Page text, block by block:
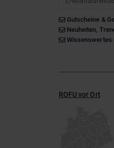
Gutscheine &
Neuheiten,
Wissenswertes
ROFU vor Ort